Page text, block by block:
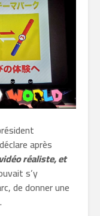
après
réaliste, et
s’y
de donner une